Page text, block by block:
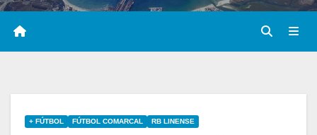
+ FÚTBOL FÚTBOL COMARCAL RB LINENSE